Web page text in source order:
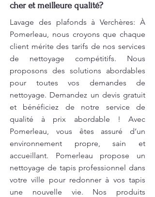
cher et meilleure qualité?
Lavage des plafonds à Verchères: À
Pomerleau, nous croyons que chaque
client mérite des tarifs de nos services
de nettoyage compétitifs. Nous
proposons des solutions abordables
pour toutes vos demandes de
nettoyage. Demandez un devis gratuit
et bénéficiez de notre service de
qualité à prix abordable ! Avec
Pomerleau, vous êtes assuré d’un
environnement propre, sain et
accueillant. Pomerleau propose un
nettoyage de tapis professionnel dans
votre ville pour redonner à vos tapis
une nouvelle vie. Nos produits